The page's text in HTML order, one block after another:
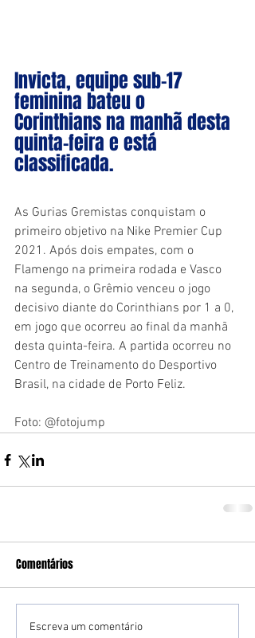
Invicta, equipe sub-17
feminina bateu o
Corinthians na manhã desta
quinta-feira e está
classificada.
As Gurias Gremistas conquistam o
primeiro objetivo na Nike Premier Cup
2021. Após dois empates, com o
Flamengo na primeira rodada e Vasco
na segunda, o Grêmio venceu o jogo
decisivo diante do Corinthians por 1 a 0,
em jogo que ocorreu ao final da manhã
desta quinta-feira. A partida ocorreu no
Centro de Treinamento do Desportivo
Brasil, na cidade de Porto Feliz.
Foto: @fotojump
Comentários
Escreva um comentário